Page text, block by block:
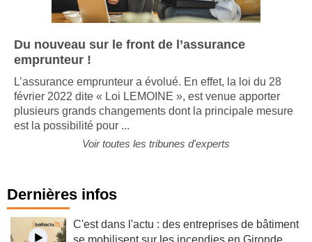
Du nouveau sur le front de l’assurance
emprunteur !
L’assurance emprunteur a évolué. En effet, la loi du 28
février 2022 dite « Loi LEMOINE », est venue apporter
plusieurs grands changements dont la principale mesure
Dernières infos
C'est dans l'actu : des entreprises de bâtiment